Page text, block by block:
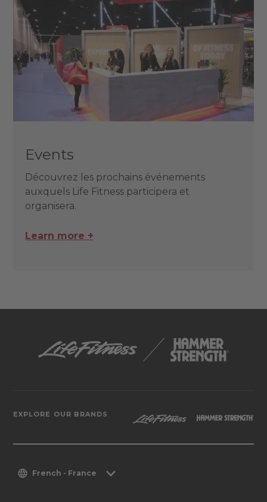
Events
Découvrez les prochains événements
auxquels Life Fitness participera et
organisera.
Learn more +
EXPLORE OUR BRANDS
French - France